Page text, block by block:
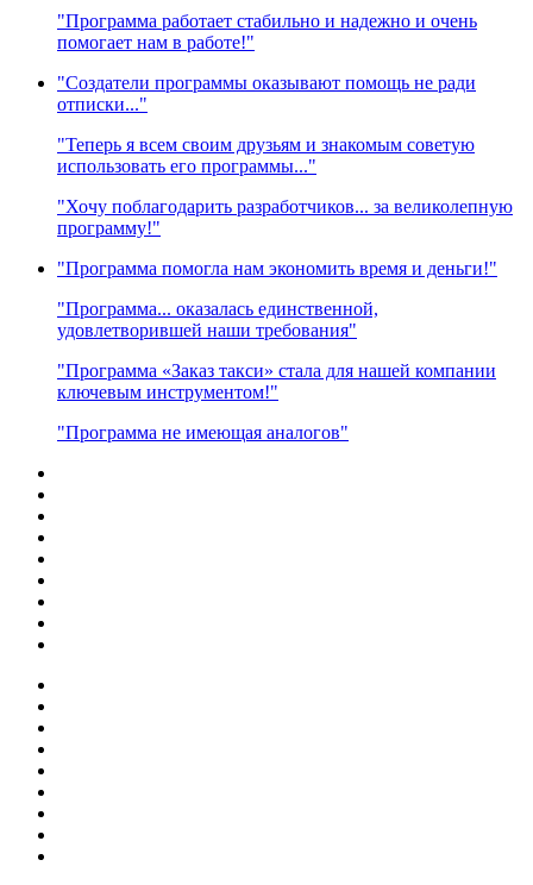
"Программа работает стабильно и надежно и очень
помогает нам в работе!"
"Создатели программы оказывают помощь не ради
отписки..."
"Теперь я всем своим друзьям и знакомым советую
использовать его программы..."
"Хочу поблагодарить разработчиков... за великолепную
программу!"
"Программа помогла нам экономить время и деньги!"
"Программа... оказалась единственной,
удовлетворившей наши требования"
"Программа «Заказ такси» стала для нашей компании
ключевым инструментом!"
"Программа не имеющая аналогов"